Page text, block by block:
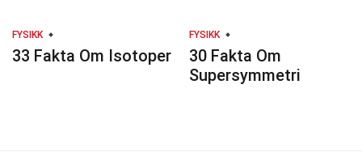
FYSIKK
33 Fakta Om Isotoper
FYSIKK
30 Fakta Om
Supersymmetri